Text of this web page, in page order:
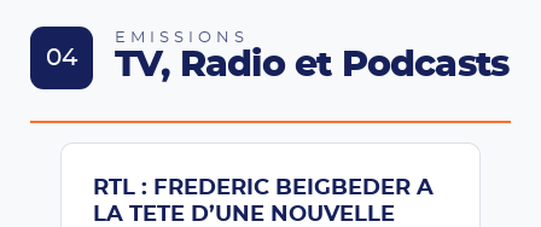
04
EMISSIONS
TV, Radio et Podcasts
RTL : FREDERIC BEIGBEDER A
LA TETE D’UNE NOUVELLE